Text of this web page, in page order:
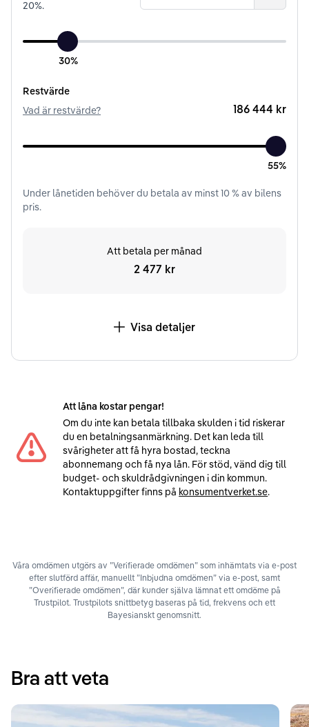
20%.
30%
Restvärde
Vad är restvärde?
186 444 kr
55%
Under lånetiden behöver du betala av minst10% av bilens
pris.
Att betala per månad
2 477 kr
Visa detaljer
Att låna kostar pengar!
Om du inte kan betala tillbaka skulden i tid riskerar
du en betalningsanmärkning. Det kan leda till
svårigheter att få hyra bostad, teckna
abonnemang och få nya lån. För stöd, vänd dig till
budget- och skuldrådgivningen i din kommun.
Kontaktuppgifter finns på konsumentverket.se.
Våra omdömen utgörs av ”Verifierade omdömen” som inhämtats via e-post
efter slutförd affär, manuellt ”Inbjudna omdömen” via e-post, samt
”Overifierade omdömen”, där kunder själva lämnat ett omdöme på
Trustpilot. Trustpilots snittbetyg baseras på tid, frekvens och ett
Bayesianskt genomsnitt.
Bra att veta